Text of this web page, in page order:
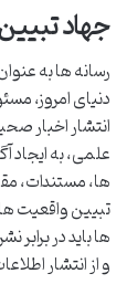
جهاد
رسانه ها به
دنیای امروز،
انتشار اخبار
علمی، به ایجاد
ها، مستندات،
تبیین واقعیت
ها باید در
و از انتشار